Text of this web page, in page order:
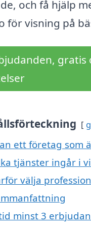
och få hjälp
för visning på
gratis
ett företag som
tjänster ingår i
välja
minst 3